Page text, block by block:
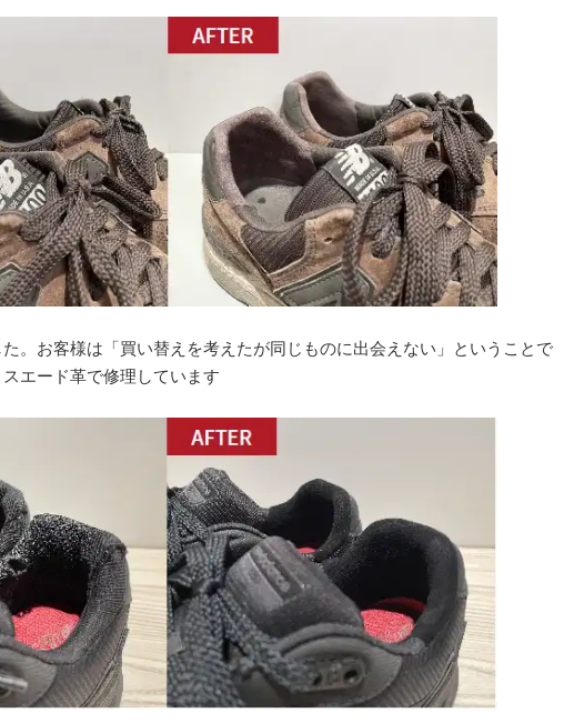
。お客様は「買い替えを考えたが同じものに出会えない」ということで
エード革で修理しています